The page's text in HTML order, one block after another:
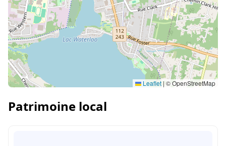
Leaflet | © OpenStreetMap
Patrimoine local